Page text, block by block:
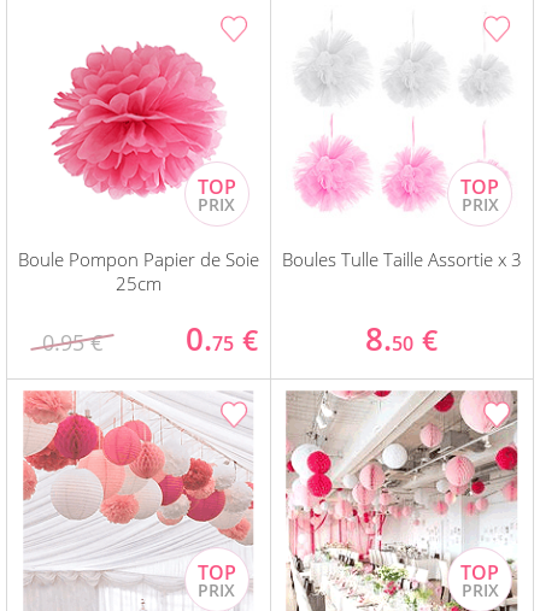
Boule Pompon Papier de Soie
25cm
0.95 € 0.75 €
Boules Tulle Taille Assortie x 3
8.50 €